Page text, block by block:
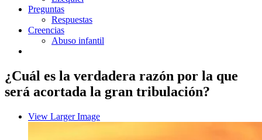
Preguntas
Respuestas
Creencias
Abuso infantil
¿Cuál es la verdadera razón por la que
será acortada la gran tribulación?
View Larger Image